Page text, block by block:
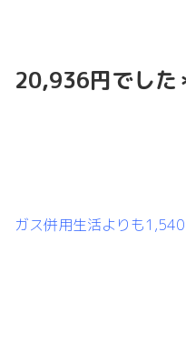
20,936円でした
ガス併用生活よりも